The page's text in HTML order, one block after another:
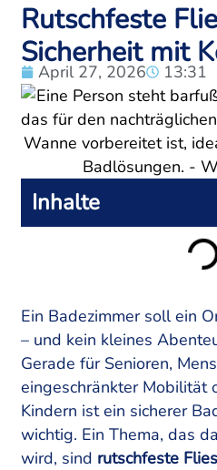
Rutschfeste
Sicherheit mit
April 27, 2026 13:31
Inhalte
Ein Badezimmer soll ein
– und kein kleines
Gerade für Senioren,
eingeschränkter Mobilität
Kindern ist ein sicherer
wichtig. Ein Thema, das
wird, sind rutschfeste